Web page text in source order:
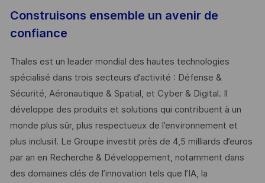
Construisons ensemble un avenir de
confiance
Thales est un leader mondial des hautes technologies
spécialisé dans trois secteurs d’activité : Défense &
Sécurité, Aéronautique & Spatial, et Cyber & Digital. Il
développe des produits et solutions qui contribuent à un
monde plus sûr, plus respectueux de l’environnement et
plus inclusif. Le Groupe investit près de 4,5 milliards d’euros
par an en Recherche & Développement, notamment dans
des domaines clés de l’innovation tels que l’IA, la